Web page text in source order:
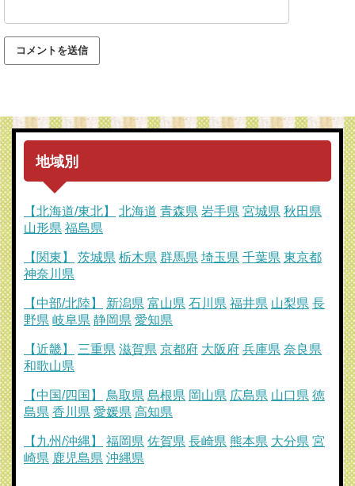
地域別
【北海道/東北】 北海道 青森県 岩手県 宮城県 秋田県
山形県 福島県
【関東】 茨城県 栃木県 群馬県 埼玉県 千葉県 東京都
神奈川県
【中部/北陸】 新潟県 富山県 石川県 福井県 山梨県 長
野県 岐阜県 静岡県 愛知県
【近畿】 三重県 滋賀県 京都府 大阪府 兵庫県 奈良県
和歌山県
【中国/四国】 鳥取県 島根県 岡山県 広島県 山口県 徳
島県 香川県 愛媛県 高知県
【九州/沖縄】 福岡県 佐賀県 長崎県 熊本県 大分県 宮
崎県 鹿児島県 沖縄県